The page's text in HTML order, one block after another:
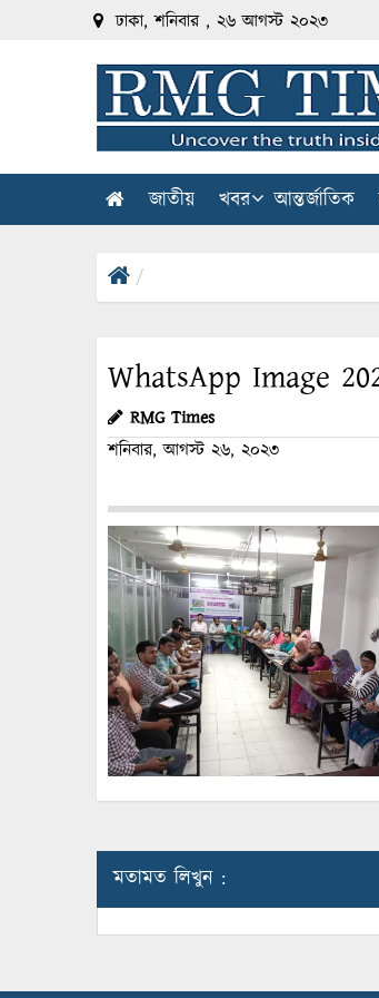
ঢাকা, শনিবার , ২৬ আগস্ট ২০২৩
জাতীয় খবর আন্তর্জাতিক
WhatsApp Image
RMG Times
শনিবার, আগস্ট ২৬, ২০২৩
মতামত লিখুন :